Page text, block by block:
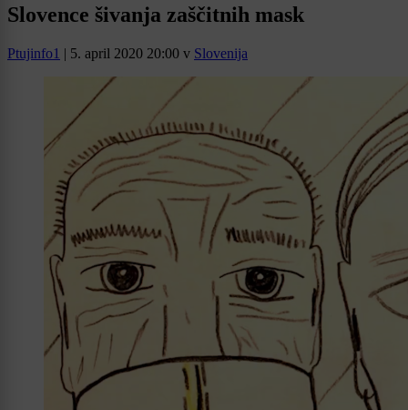
Slovence šivanja zaščitnih mask
Ptujinfo1 | 5. april 2020 20:00 v Slovenija